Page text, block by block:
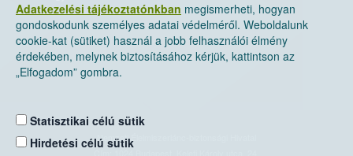
Adatkezelési tájékoztatónkban megismerheti, hogyan
gondoskodunk személyes adatai védelméről. Weboldalunk
cookie-kat (sütiket) használ a jobb felhasználói élmény
érdekében, melynek biztosításához kérjük, kattintson az
„Elfogadom” gombra.
Statisztikai célú sütik
Hirdetési célú sütikNemzeti Élelmiszerlánc-biztonsági Hivatal